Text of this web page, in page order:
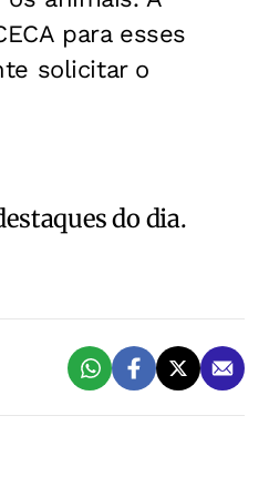
para esses
solicitar o
do dia.